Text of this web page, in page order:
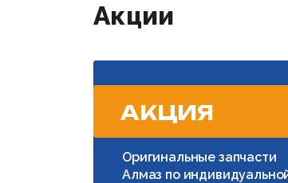
Акции
АКЦИЯ
Оригинальные запчасти
Алмаз по